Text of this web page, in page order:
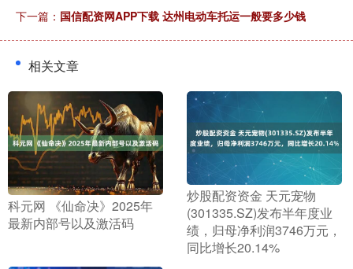
下一篇： 国信配资网APP下载 达州电动车托运一般要多少钱
相关文章
​科元网 《仙命决》2025年
最新内部号以及激活码
​炒股配资资金 天元宠物
(301335.SZ)发布半年度业
绩，归母净利润3746万元，
同比增长20.14%